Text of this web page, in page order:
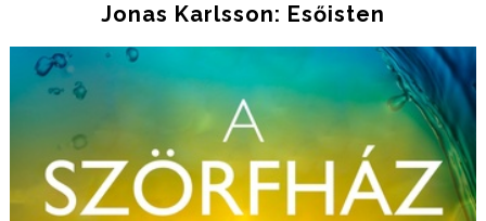
Jonas Karlsson: Esőisten